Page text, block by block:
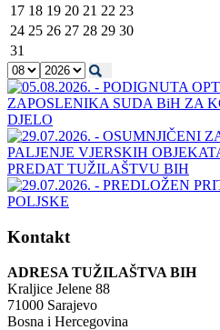
17 18 19 20 21 22 23
24 25 26 27 28 29 30
31
Kontakt
ADRESA TUŽILAŠTVA BIH
Kraljice Jelene 88
71000 Sarajevo
Bosna i Hercegovina